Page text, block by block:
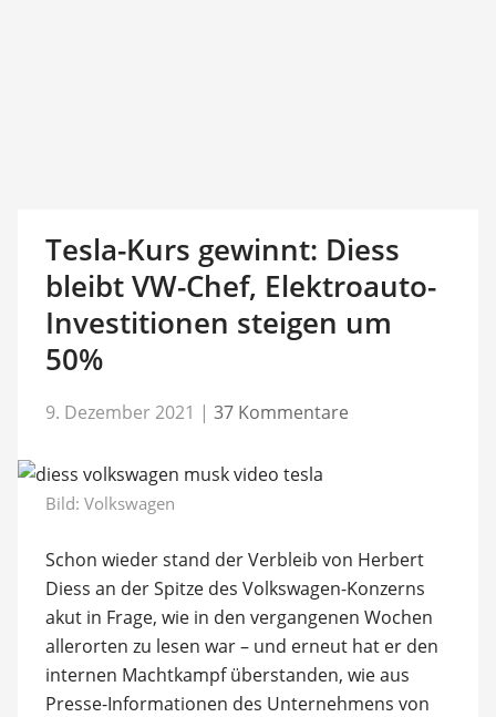
Tesla-Kurs gewinnt: Diess
bleibt VW-Chef, Elektroauto-
Investitionen steigen um
50%
9. Dezember 2021 | 37 Kommentare
Bild: Volkswagen
Schon wieder stand der Verbleib von Herbert
Diess an der Spitze des Volkswagen-Konzerns
akut in Frage, wie in den vergangenen Wochen
allerorten zu lesen war – und erneut hat er den
internen Machtkampf überstanden, wie aus
Presse-Informationen des Unternehmens von